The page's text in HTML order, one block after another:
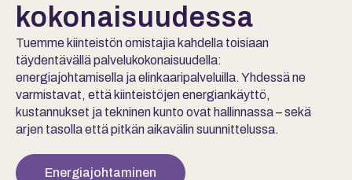
kokonaisuudessa
Tuemme kiinteistön omistajia kahdella toisiaan
täydentävällä palvelukokonaisuudella:
energiajohtamisella ja elinkaaripalveluilla. Yhdessä ne
varmistavat, että kiinteistöjen energiankäyttö,
kustannukset ja tekninen kunto ovat hallinnassa – sekä
arjen tasolla että pitkän aikavälin suunnittelussa.
Energiajohtaminen